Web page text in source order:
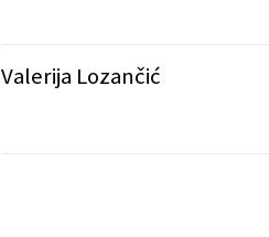
Valerija Lozančić